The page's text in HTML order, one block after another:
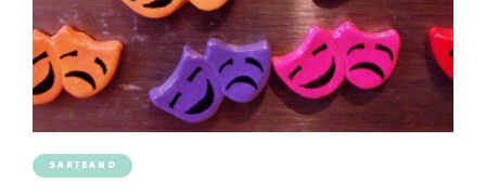
SARTEANO